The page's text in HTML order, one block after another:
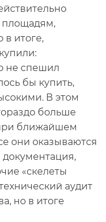
площадям,
в итоге,
не спешил
бы купить,
В этом
больше
ближайшем
они оказываются
«скелеты
аудит
но в итоге